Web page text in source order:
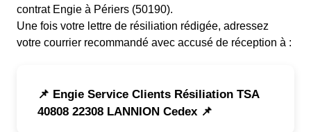
contrat Engie à Périers (50190).
Une fois votre lettre de résiliation rédigée, adressez
votre courrier recommandé avec accusé de réception à :
📌 Engie Service Clients Résiliation TSA
40808 22308 LANNION Cedex 📌